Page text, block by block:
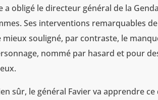
a obligé le directeur général de la
Ses interventions remarquables
souligné, par contraste, le
nommé par hasard et pour
sûr, le général Favier va apprendre